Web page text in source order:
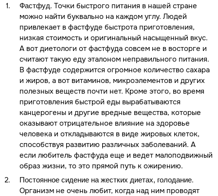
Фастфуд. Точки быстрого питания в нашей стране
можно найти буквально на каждом углу. Людей
привлекает в фастфуде быстрота приготовления,
низкая стоимость и оригинальный насыщенный вкус.
А вот диетологи от фастфуда совсем не в восторге и
считают такую еду эталоном неправильного питания.
В фастфуде содержится огромное количество сахара
и жиров, а вот витаминов, микроэлементов и других
полезных веществ почти нет. Кроме этого, во время
приготовления быстрой еды вырабатываются
канцерогены и другие вредные вещества, которые
оказывают отрицательное влияние на здоровье
человека и откладываются в виде жировых клеток,
способствуя развитию различных заболеваний. А
если любитель фастфуда еще и ведет малоподвижный
образ жизни, то это прямой путь к ожирению.
Постоянное сидение на жестких диетах, голодание.
Организм не очень любит, когда над ним проводят